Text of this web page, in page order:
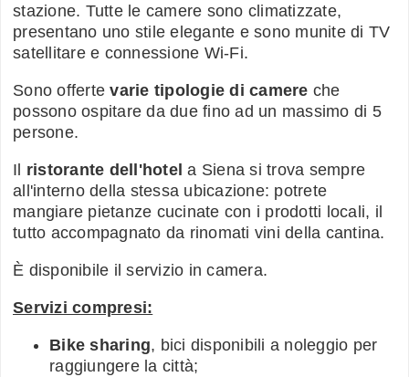
stazione. Tutte le camere sono climatizzate,
presentano uno stile elegante e sono munite di TV
satellitare e connessione Wi-Fi.
Sono offertevarie tipologie di camere che
possono ospitare da due fino ad un massimo di 5
persone.
Il ristorante dell'hotel a Siena si trova sempre
all'interno della stessa ubicazione: potrete
mangiare pietanze cucinate con i prodotti locali, il
tutto accompagnato da rinomati vini della cantina.
È disponibile il servizio in camera.
Servizi compresi:
Bike sharing, bici disponibili a noleggio per
raggiungere la città;